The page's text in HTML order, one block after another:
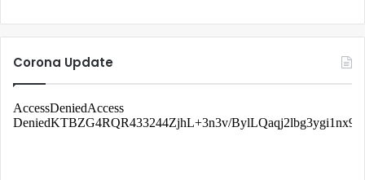
Corona Update